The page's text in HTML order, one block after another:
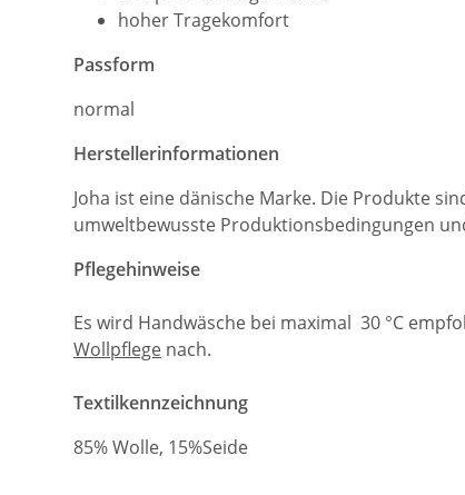
hoher Tragekomfort
Passform
normal
Herstellerinformationen
Joha ist eine dänische Marke. Die Produkte
umweltbewusste Produktionsbedingungen
Pflegehinweise
Es wird Handwäsche bei maximal 30 °C
Wollpflege nach.
Textilkennzeichnung
85% Wolle, 15%Seide